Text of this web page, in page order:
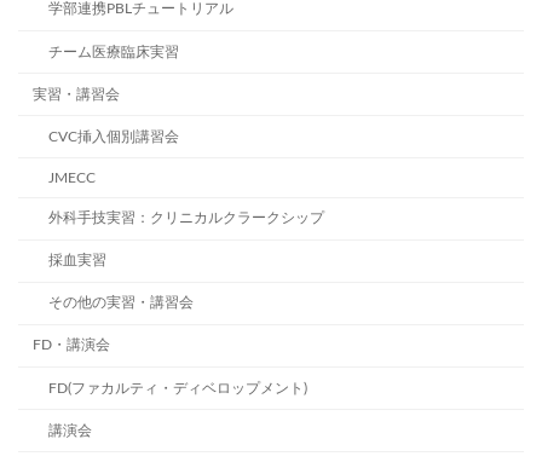
学部連携PBLチュートリアル
チーム医療臨床実習
実習・講習会
CVC挿入個別講習会
JMECC
外科手技実習：クリニカルクラークシップ
採血実習
その他の実習・講習会
FD・講演会
FD(ファカルティ・ディベロップメント)
講演会